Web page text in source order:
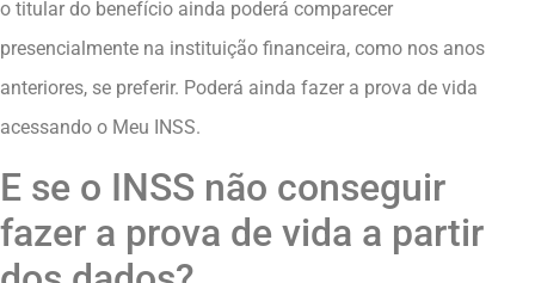
o titular do benefício ainda poderá comparecer
presencialmente na instituição financeira, como nos anos
anteriores, se preferir. Poderá ainda fazer a prova de vida
acessando o Meu INSS.
E se o INSS não conseguir
fazer a prova de vida a partir